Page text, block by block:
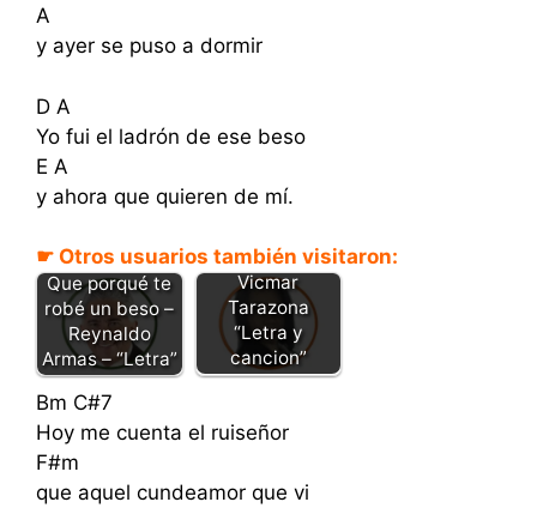
A
y ayer se puso a dormir
D A
Yo fui el ladrón de ese beso
E A
y ahora que quieren de mí.
☛ Otros usuarios también visitaron:
Que porqué te
robé un beso –
Reynaldo
Armas – “Letra”
Beso robado -
Vicmar
Tarazona
“Letra y
cancion”
Bm C#7
Hoy me cuenta el ruiseñor
F#m
que aquel cundeamor que vi